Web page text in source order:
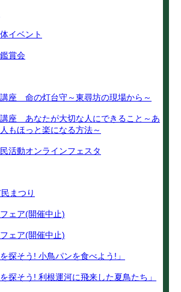
イベント
賞会
座 命の灯台守～東尋坊の現場から～
座 あなたが大切な人にできること～あ
もほっと楽になる方法～
活動オンラインフェスタ
まつり
ェア(開催中止)
ェア(開催中止)
探そう! 小鳥パンを食べよう!」
探そう! 利根運河に飛来した夏鳥たち」